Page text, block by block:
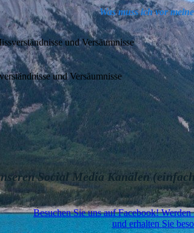
Was muss ich vor
und Versäumnisse
und Versäumnisse
Social Media Kanälen
Besuchen Sie uns auf Facebook!
und erhalten Sie